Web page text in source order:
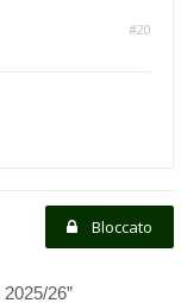
#20
Bloccato
26”